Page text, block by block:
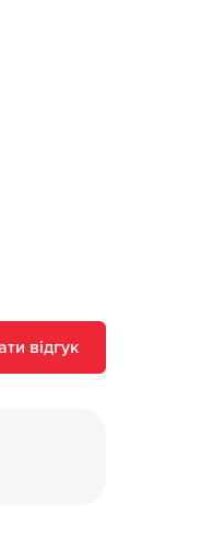
відгук